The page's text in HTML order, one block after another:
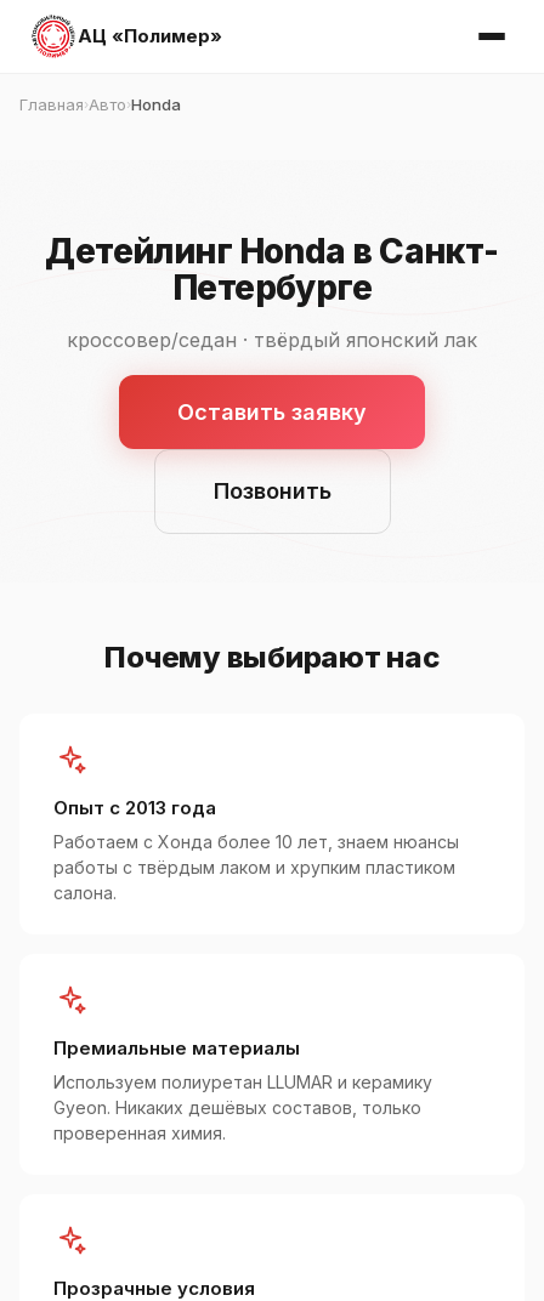
АЦ «Полимер»
Главная›Авто›Honda
Детейлинг Honda в Санкт-
Петербурге
кроссовер/седан · твёрдый японский лак
Оставить заявку
Позвонить
Почему выбирают нас
Опыт с 2013 года
Работаем с Хонда более 10 лет, знаем нюансы
работы с твёрдым лаком и хрупким пластиком
салона.
Премиальные материалы
Используем полиуретан LLUMAR и керамику
Gyeon. Никаких дешёвых составов, только
проверенная химия.
Прозрачные условия